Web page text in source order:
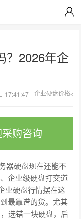
？2026年企
17:41:47 企业硬盘价格表
购咨询
器硬盘现在还能不
企业级硬盘打交道
业硬盘行情摆在这
最靠谱的货。尤其
选错一块硬盘，后